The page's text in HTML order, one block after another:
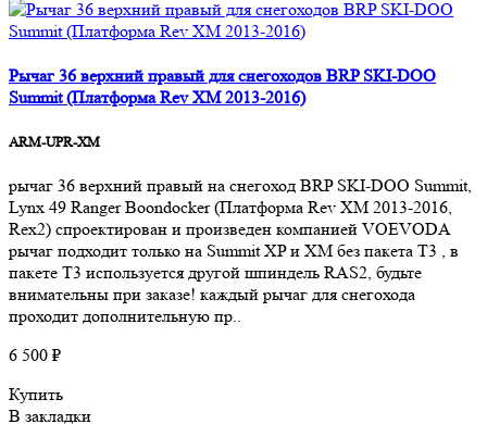
Рычаг 36 верхний правый для снегоходов BRP SKI-DOO
Summit (Платформа Rev XM 2013-2016)
ARM-UPR-XM
рычаг 36 верхний правый на снегоход BRP SKI-DOO Summit,
Lynx 49 Ranger Boondocker (Платформа Rev XM 2013-2016,
Rex2) спроектирован и произведен компанией VOEVODA
рычаг подходит только на Summit XP и XM без пакета T3 , в
пакете T3 используется другой шпиндель RAS2, будьте
внимательны при заказе! каждый рычаг для снегохода
проходит дополнительную пр..
6 500 ₽
Купить
В закладки